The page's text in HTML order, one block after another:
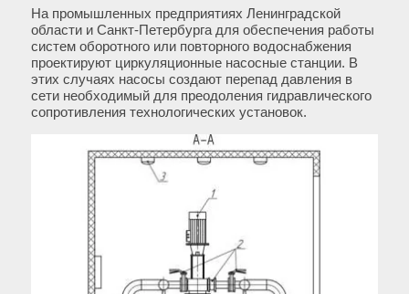
На промышленных предприятиях Ленинградской
области и Санкт-Петербурга для обеспечения работы
систем оборотного или повторного водоснабжения
проектируют циркуляционные насосные станции. В
этих случаях насосы создают перепад давления в
сети необходимый для преодоления гидравлического
сопротивления технологических установок.